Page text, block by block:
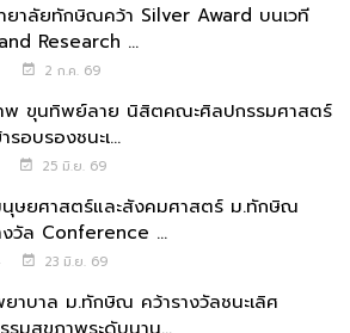
ยาลัยทักษิณคว้า Silver Award บนเวที
Research ...
2 ก.ค. 69
พ ขุนทิพย์ลาย นิสิตคณะศิลปกรรมศาสตร์
รอบรองชนะเ...
25 มิ.ย. 69
ษยศาสตร์และสังคมศาสตร์ ม.ทักษิณ
งวัล Conference ...
23 มิ.ย. 69
าบาล ม.ทักษิณ คว้ารางวัลชนะเลิศ
รมสุขภาพระดับนาน...